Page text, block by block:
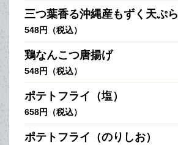
三つ葉香る沖縄産もずく天ぷら
548円（税込）
鶏なんこつ唐揚げ
548円（税込）
ポテトフライ（塩）
658円（税込）
ポテトフライ（のりしお）